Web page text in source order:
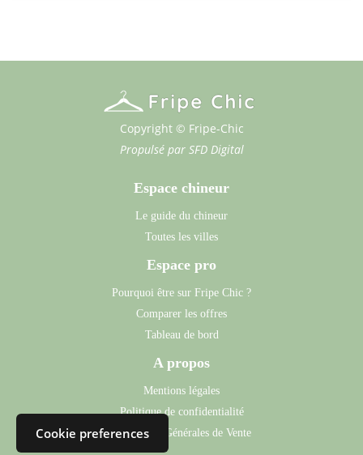
Cookie preferences
Copyright © Fripe-Chic
Propulsé par SFD Digital
Espace chineur
Le guide du chineur
Toutes les villes
Espace pro
Pourquoi être sur Fripe Chic ?
Comparer les offres
Tableau de bord
A propos
Mentions légales
Politique de confidentialité
Conditions Générales de Vente